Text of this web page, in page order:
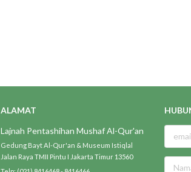
ALAMAT
Lajnah Pentashihan Mushaf Al-Qur'an
Gedung Bayt Al-Qur'an & Museum Istiqlal
Jalan Raya TMII Pintu I Jakarta Timur 13560